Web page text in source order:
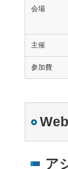
会場
主催
参加費
ア